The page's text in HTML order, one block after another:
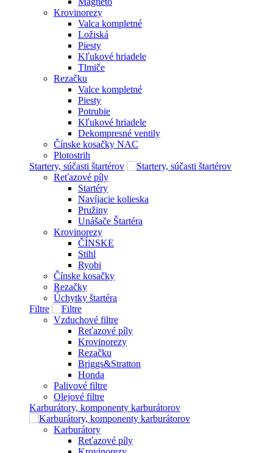
Krovinorezy
Valca kompletné
Ložiská
Piesty
Kľukové hriadele
Tlmiče
Rezačku
Valce kompletné
Piesty
Potrubie
Kľukové hriadele
Dekompresné ventily
Čínske kosačky NAC
Plotostrih
Startery, súčasti štartérov
Reťazové píly
Startéry
Navíjacie kolieska
Pružiny
Unášače Štartéra
Krovinorezy
ČÍNSKE
Stihl
Ryobi
Čínske kosačky
Rezačky
Úchytky štartéra
Filtre
Vzduchové filtre
Reťazové píly
Krovinorezy
Rezačku
Briggs&Stratton
Honda
Palivové filtre
Olejové filtre
Karburátory, komponenty karburátorov
Karburátory
Reťazové píly